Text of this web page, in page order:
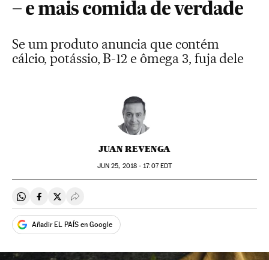
– e mais comida de verdade
Se um produto anuncia que contém
cálcio, potássio, B-12 e ômega 3, fuja dele
JUAN REVENGA
JUN 25, 2018 - 17:07EDT
Compartir en Whatsapp
Compartir en Facebook
Compartir en Twitter
Desplegar Redes Sociales
Añadir EL PAÍS en Google